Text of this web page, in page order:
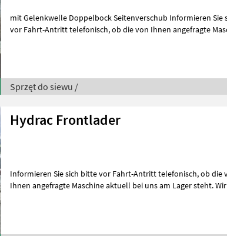
mit Gelenkwelle Doppelbock Seitenverschub Informieren Sie sich bitte
vor Fahrt-Antritt telefonisch, ob die von Ihnen angefragte Maschine
Sprzęt do siewu /
Hydrac Frontlader
Informieren Sie sich bitte vor Fahrt-Antritt telefonisch, ob die von
Ihnen angefragte Maschine aktuell bei uns am Lager steht. Wir